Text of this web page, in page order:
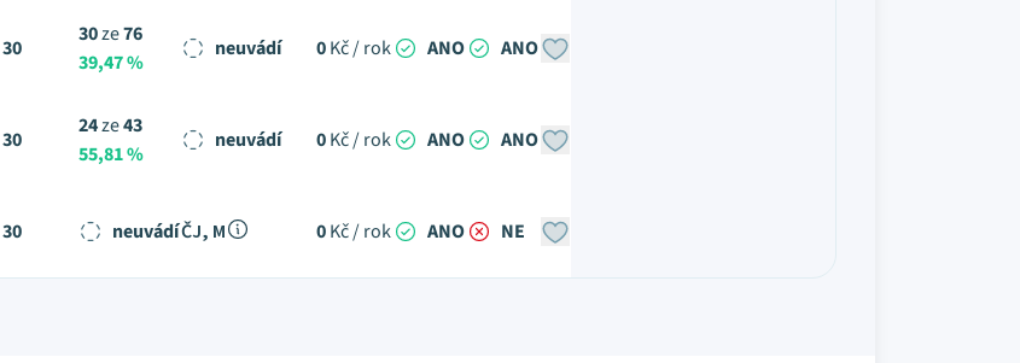
30
30ze76
39,47 %
neuvádí 0Kč / rok ANO ANO
30
24ze43
55,81 %
neuvádí 0Kč / rok ANO ANO
30 neuvádíČJ, M 0Kč / rok ANO NE